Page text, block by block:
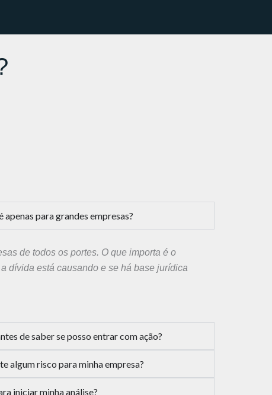
para grandes empresas?
de todos os portes. O que importa é o
dívida está causando e se há base jurídica
de saber se posso entrar com ação?
algum risco para minha empresa?
iniciar minha análise?